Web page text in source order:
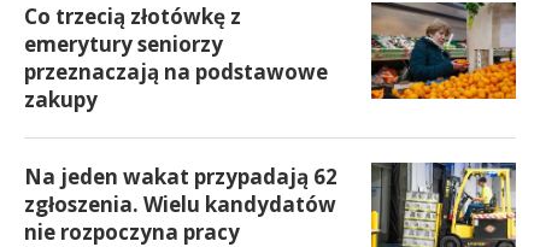
Co trzecią złotówkę z
emerytury seniorzy
przeznaczają na podstawowe
zakupy
Na jeden wakat przypadają 62
zgłoszenia. Wielu kandydatów
nie rozpoczyna pracy